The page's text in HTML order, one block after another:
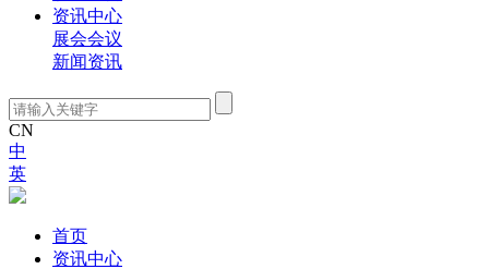
资讯中心
展会会议
新闻资讯
CN
中
英
首页
资讯中心